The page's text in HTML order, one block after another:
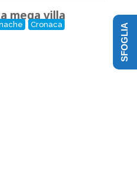
Cronaca
mega villa
SFOGLIA